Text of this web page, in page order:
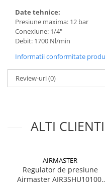
Alte unelte de gradinarit
Echipamente de protectie
gradina
Casti de protectie
Manusi de lucru
Ochelari de protectie
Electrice si Iluminat
Constructii
Masini de taiat beton / asfalt
Masini de taiat gresie /
Masini de taiat caramida
Date tehnice:
Presiune maxima: 12 bar
Conexiune: 1/4"
Debit: 1700 Nl/min
Informatii conformitate
Review-uri(0)
ALTI
AIRMASTER
Regulator de presiune
Airmaster AIR3SHU10100,